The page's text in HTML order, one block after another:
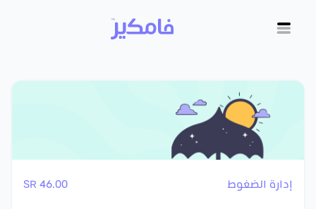
إدارة الضغوط 46.00 SR